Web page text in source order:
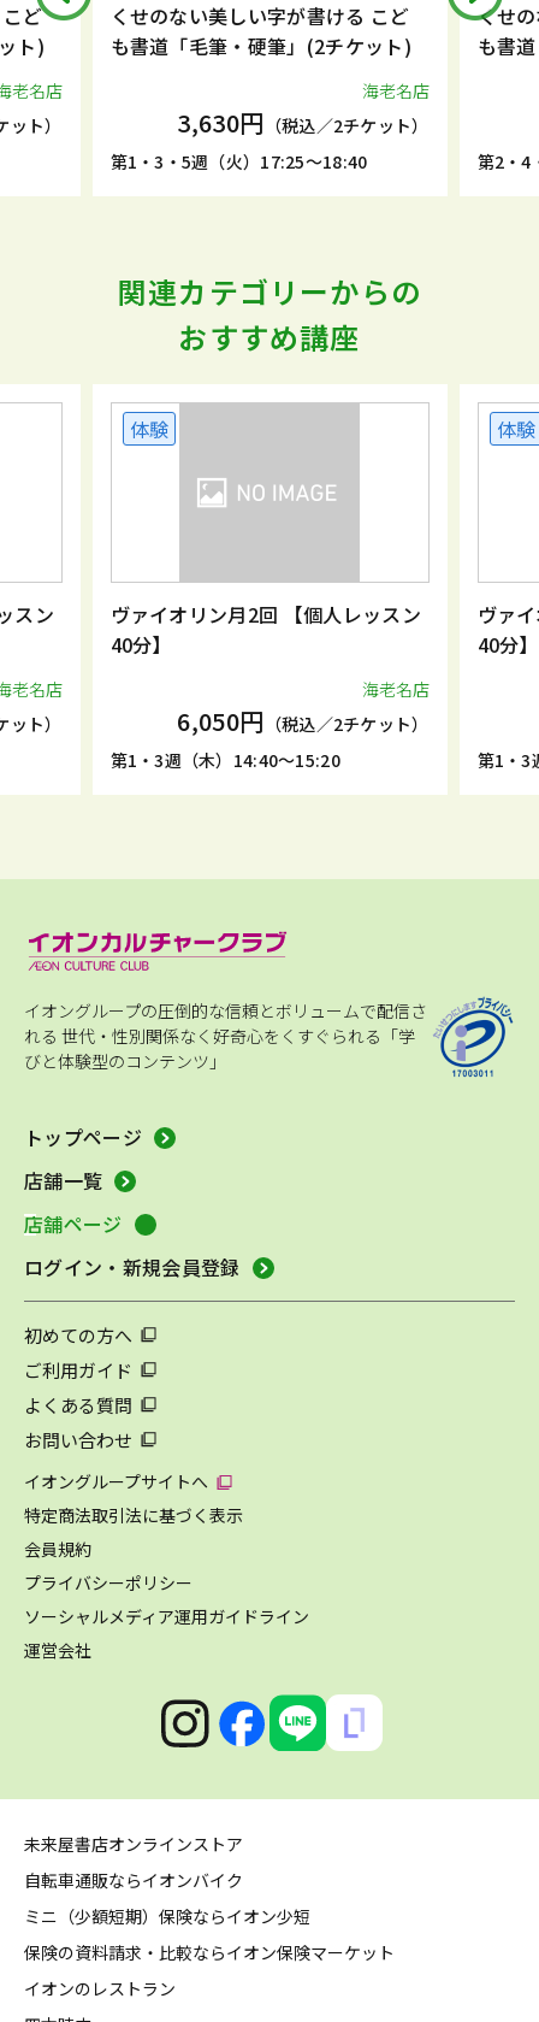
ど
ト)
老名店
ト）
くせのない美しい字が書ける こど
も書道「毛筆・硬筆」(2チケット)
海老名店
3,630円 （税込／2チケット）
第1・3・5週（火）17:25～18:40
くせ
も書
第2・4
関連カテゴリーからの
おすすめ講座
スン
老名店
ト）
体験
ヴァイオリン月2回 【個人レッスン
40分】
海老名店
6,050円 （税込／2チケット）
第1・3週（木）14:40～15:20
体験
ヴァ
40分】
第1・3
イオングループの圧倒的な信頼とボリュームで配信さ
れる 世代・性別関係なく好奇心をくすぐられる「学
びと体験型のコンテンツ」
トップページ
店舗一覧
店舗ページ
ログイン・新規会員登録
初めての方へ
ご利用ガイド
よくある質問
お問い合わせ
イオングループサイトへ
特定商法取引法に基づく表示
会員規約
プライバシーポリシー
ソーシャルメディア運用ガイドライン
運営会社
未来屋書店オンラインストア
自転車通販ならイオンバイク
ミニ（少額短期）保険ならイオン少短
保険の資料請求・比較ならイオン保険マーケット
イオンのレストラン